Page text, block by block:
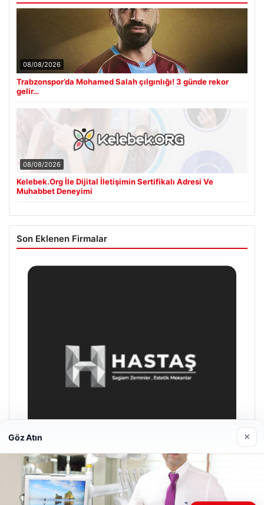
08/08/2026
Trabzonspor’da Mohamed Salah çılgınlığı! 3 günde rekor
gelir…
08/08/2026
Kelebek.Org İle Dijital İletişimin Sertifikalı Adresi Ve
Muhabbet Deneyimi
Son Eklenen Firmalar
Hastaş Beton
Göz Atın ×